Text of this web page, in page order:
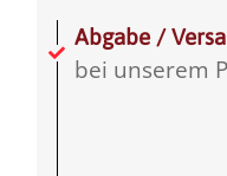
Abgabe /
bei unserem